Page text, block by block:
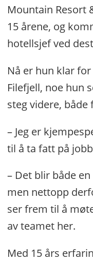
Mountain Resort
15 årene, og
hotellsjef ved
Nå er hun klar
Filefjell, noe hun
steg videre, både
– Jeg er
til å ta fatt på
– Det blir både
men nettopp
ser frem til å
av teamet her.
Med 15 års